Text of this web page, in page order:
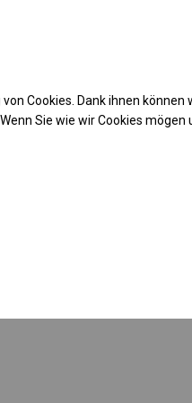
-Angebot herunter
Cookies. Dank ihnen können
Sie wie wir Cookies mögen